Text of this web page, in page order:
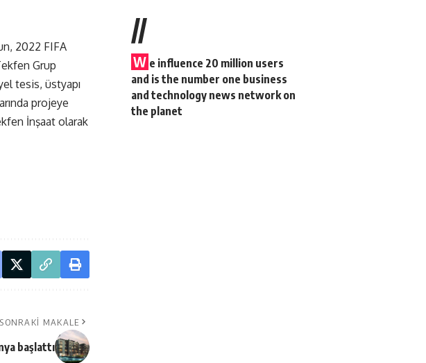
2022 FIFA
Grup
tesis, üstyapı
projeye
İnşaat olarak
SONRAKI MAKALE
başlattı
//
W e influence 20 million users
and is the number one business
and technology news network on
the planet